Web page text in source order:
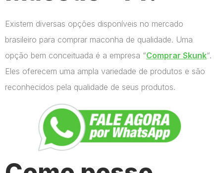
Existem diversas opções disponíveis no mercado
brasileiro para comprar maconha de qualidade. Uma
opção bem conceituada é a empresa “Comprar Skunk“.
Eles oferecem uma ampla variedade de produtos e são
reconhecidos pela qualidade de seus produtos.